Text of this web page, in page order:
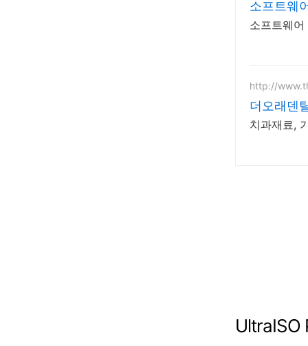
소프트웨
소프트웨
http://
더오래덴
치과재료,
UltraISO